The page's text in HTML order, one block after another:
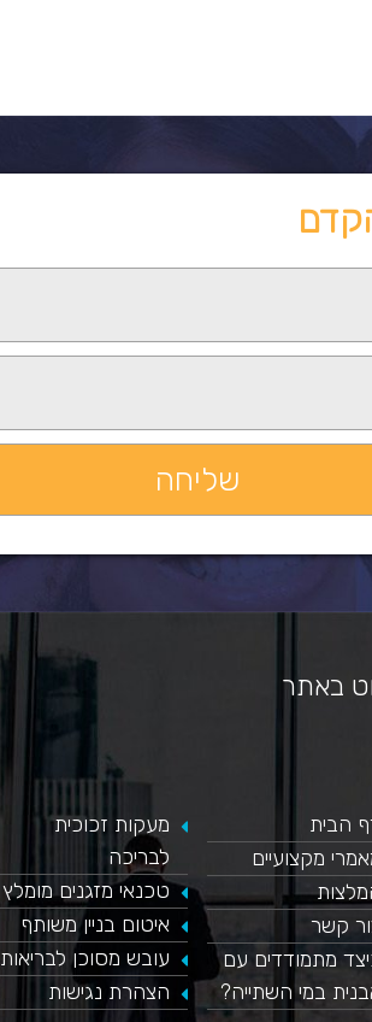
חלון פייסבוק, למעבר לפייסבוק לחץ כאן
באתר
הבית
מקצועיים
קשר
מתמודדים עם
במי השתייה?
​מעקות זכוכית
לבריכה
טכנאי מזגנים מומלץ
איטום בניין משותף
עובש מסוכן לבריאות
הצהרת נגישות